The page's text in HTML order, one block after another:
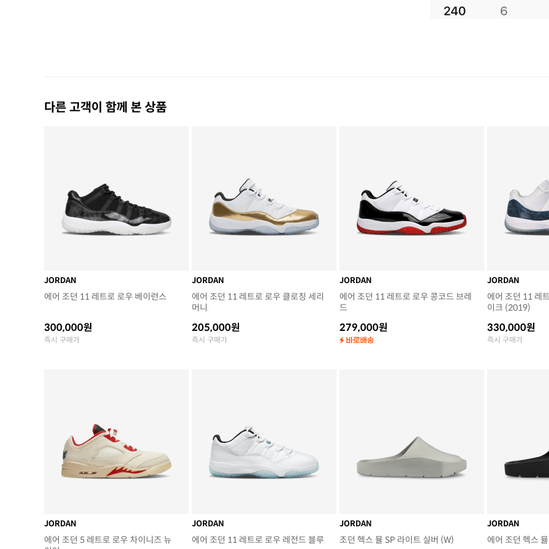
다른 고객이 함께 본 상품
JORDAN
에어 조던 11 레트로 로우 베이런스
300,000원
즉시 구매가
JORDAN
에어 조던 11 레트로 로우 클로징 세리
머니
205,000원
즉시 구매가
JORDAN
에어 조던 11 레트로 로우 콩코드 브레
드
279,000원
JORDAN
에어 조던 11 레
이크 (2019)
330,000원
즉시 구매가
JORDAN
에어 조던 5 레트로 로우 차이니즈 뉴
JORDAN
에어 조던 11 레트로 로우 레전드 블루
JORDAN
조던 헥스 뮬 SP 라이트 실버 (W)
JORDAN
에어 조던 헥스